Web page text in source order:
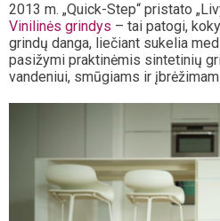
2013 m. „Quick-Step“ pristato
Vinilinės grindys – tai patogi,
grindų danga, liečiant sukelia
pasižymi praktinėmis sintetinių
vandeniui, smūgiams ir